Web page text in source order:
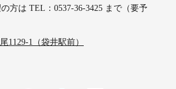
方は TEL：0537-36-3425 まで（要予
1129-1（袋井駅前）